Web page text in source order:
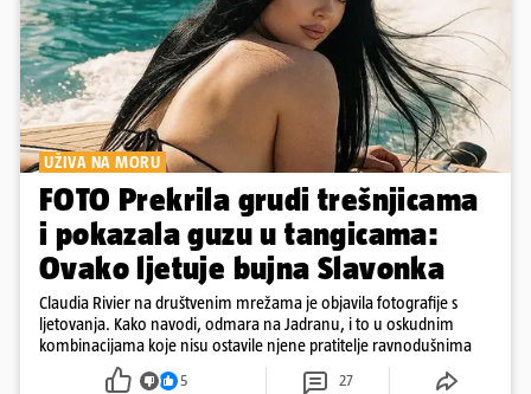
UŽIVA NA MORU
FOTO Prekrila grudi trešnjicama
i pokazala guzu u tangicama:
Ovako ljetuje bujna Slavonka
Claudia Rivier na društvenim mrežama je objavila fotografije s
ljetovanja. Kako navodi, odmara na Jadranu, i to u oskudnim
kombinacijama koje nisu ostavile njene pratitelje ravnodušnima
5 27